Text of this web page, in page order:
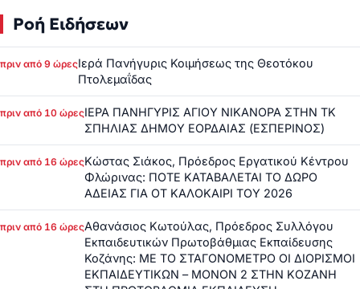
Ροή Ειδήσεων
πριν από 9 ώρεςΙερά Πανήγυρις Κοιμήσεως της Θεοτόκου
Πτολεμαΐδας
πριν από 10 ώρεςΙΕΡΑ ΠΑΝΗΓΥΡΙΣ ΑΓΙΟΥ ΝΙΚΑΝΟΡΑ ΣΤΗΝ ΤΚ
ΣΠΗΛΙΑΣ ΔΗΜΟΥ ΕΟΡΔΑΙΑΣ (ΕΣΠΕΡΙΝΟΣ)
πριν από 16 ώρεςΚώστας Σιάκος, Πρόεδρος Εργατικού Κέντρου
Φλώρινας: ΠΟΤΕ ΚΑΤΑΒΑΛΕΤΑΙ ΤΟ ΔΩΡΟ
ΑΔΕΙΑΣ ΓΙΑ ΟΤ ΚΑΛΟΚΑΙΡΙ ΤΟΥ 2026
πριν από 16 ώρεςΑθανάσιος Κωτούλας, Πρόεδρος Συλλόγου
Εκπαιδευτικών Πρωτοβάθμιας Εκπαίδευσης
Κοζάνης: ΜΕ ΤΟ ΣΤΑΓΟΝΟΜΕΤΡΟ ΟΙ ΔΙΟΡΙΣΜΟΙ
ΕΚΠΑΙΔΕΥΤΙΚΩΝ – ΜΟΝΟΝ 2 ΣΤΗΝ ΚΟΖΑΝΗ